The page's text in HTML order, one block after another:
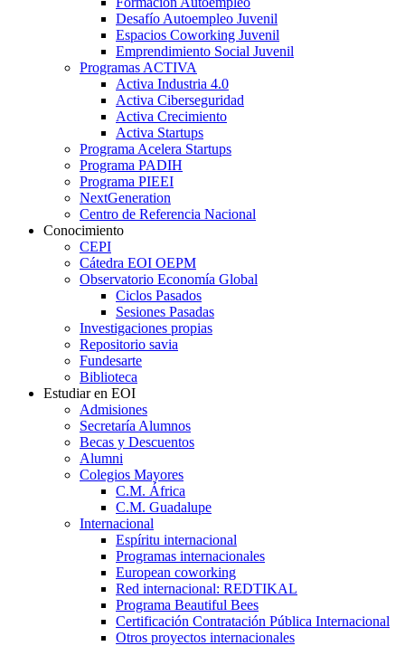
Desafío Autoempleo Juvenil
Espacios Coworking Juvenil
Emprendimiento Social Juvenil
Programas ACTIVA
Activa Industria 4.0
Activa Ciberseguridad
Activa Crecimiento
Activa Startups
Programa Acelera Startups
Programa PADIH
Programa PIEEI
NextGeneration
Centro de Referencia Nacional
Conocimiento
CEPI
Cátedra EOI OEPM
Observatorio Economía Global
Ciclos Pasados
Sesiones Pasadas
Investigaciones propias
Repositorio savia
Fundesarte
Biblioteca
Estudiar en EOI
Admisiones
Secretaría Alumnos
Becas y Descuentos
Alumni
Colegios Mayores
C.M. África
C.M. Guadalupe
Internacional
Espíritu internacional
Programas internacionales
European coworking
Red internacional: REDTIKAL
Programa Beautiful Bees
Certificación Contratación Pública Internacional
Otros proyectos internacionales